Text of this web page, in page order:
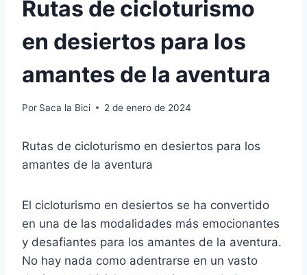
Rutas de cicloturismo
en desiertos para los
amantes de la aventura
Por Saca la Bici 2 de enero de 2024
Rutas de cicloturismo en desiertos para los
amantes de la aventura
El cicloturismo en desiertos se ha convertido
en una de las modalidades más emocionantes
y desafiantes para los amantes de la aventura.
No hay nada como adentrarse en un vasto